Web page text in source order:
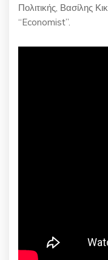
Πολιτικής, Βασίλης
“Economist”.